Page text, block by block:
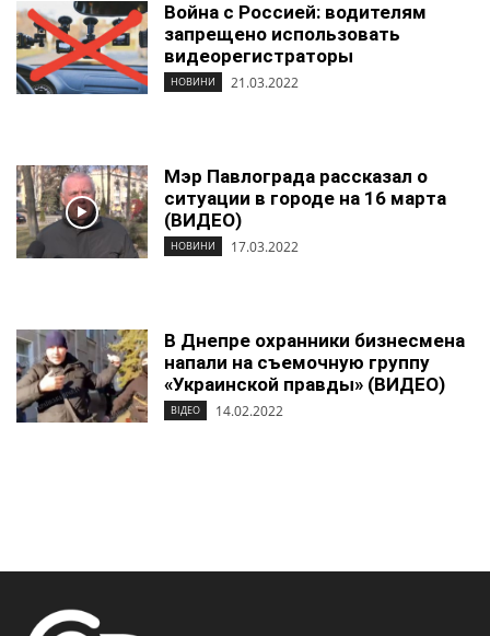
Война с Россией: водителям
запрещено использовать
видеорегистраторы
НОВИНИ 21.03.2022
Мэр Павлограда рассказал о
ситуации в городе на 16 марта
(ВИДЕО)
НОВИНИ 17.03.2022
В Днепре охранники бизнесмена
напали на съемочную группу
«Украинской правды» (ВИДЕО)
ВІДЕО 14.02.2022